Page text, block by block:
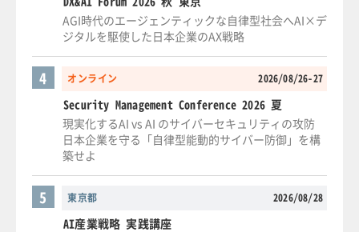
AGI時代のエージェンティックな自律型社会へAI×デ
ジタルを駆使した日本企業のAX戦略
オンライン 2026/08/26-27
4
Security Management Conference 2026 夏
現実化するAI vs AI のサイバーセキュリティの攻防
日本企業を守る「自律型能動的サイバー防御」を構
築せよ
東京都 2026/08/28
5
AI産業戦略 実践講座